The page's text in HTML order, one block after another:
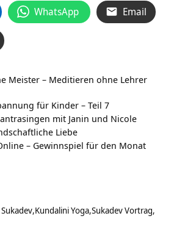
WhatsApp Email
Meister – Meditieren ohne Lehrer
für Kinder – Teil 7
mit Janin und Nicole
Liebe
– Gewinnspiel für den Monat
Kundalini Yoga Sukadev Vortrag